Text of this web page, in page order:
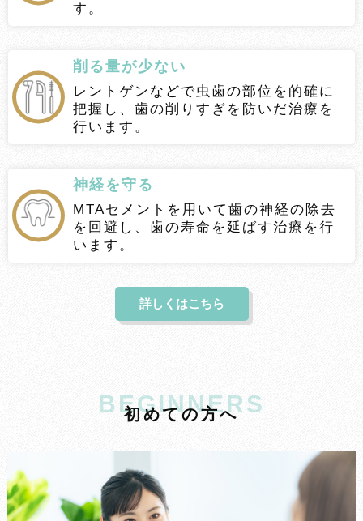
す。
削る量が少ない
レントゲンなどで虫歯の部位を的確に
把握し、歯の削りすぎを防いだ治療を
行います。
神経を守る
MTAセメントを用いて歯の神経の除去
を回避し、歯の寿命を延ばす治療を行
います。
詳しくはこちら
BEGINNERS
初めての方へ